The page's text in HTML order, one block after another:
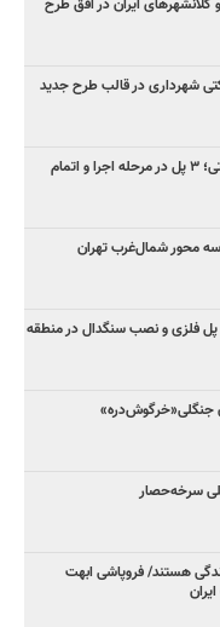
کلانشهرهای ایران در افق طرح
شهرداری در قالب طرح جدید
آخرین وضعیت پل‌های مسیر تندرستی؛ ۳ پل در مرحله اجرا و اتمام
سه محور شمال‌غرب تهران
فلزی و نصب سنگدال در منطقه
جنگلی«خرگوش‌دره»
هستند/ فروپاشی ابهت